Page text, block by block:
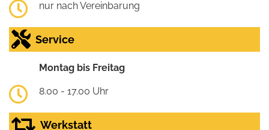
nur nach Vereinbarung
Service
Montag bis Freitag
8.00 - 17.00 Uhr
Werkstatt